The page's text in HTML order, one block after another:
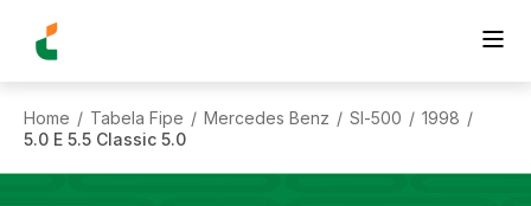
Home / Tabela Fipe / Mercedes Benz / Sl-500 / 1998 /
5.0 E 5.5 Classic 5.0